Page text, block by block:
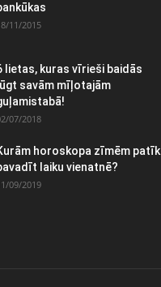
11/2015
lietas, kuras vīrieši baidās
lūgt savām mīļotajām
07/2018
horoskopa zīmēm patīk
laiku vienatnē?
09/2019